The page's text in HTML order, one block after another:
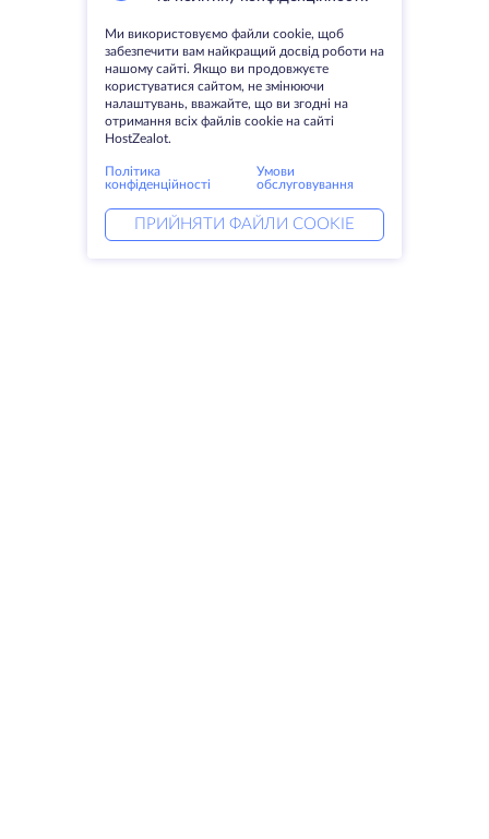
Ми використовуємо файли cookie, щоб
забезпечити вам найкращий досвід роботи на
нашому сайті. Якщо ви продовжуєте
користуватися сайтом, не змінюючи
налаштувань, вважайте, що ви згодні на
отримання всіх файлів cookie на сайті
HostZealot.
Політика
конфіденційності
Умови
обслуговування
ПРИЙНЯТИ ФАЙЛИ COOKIE